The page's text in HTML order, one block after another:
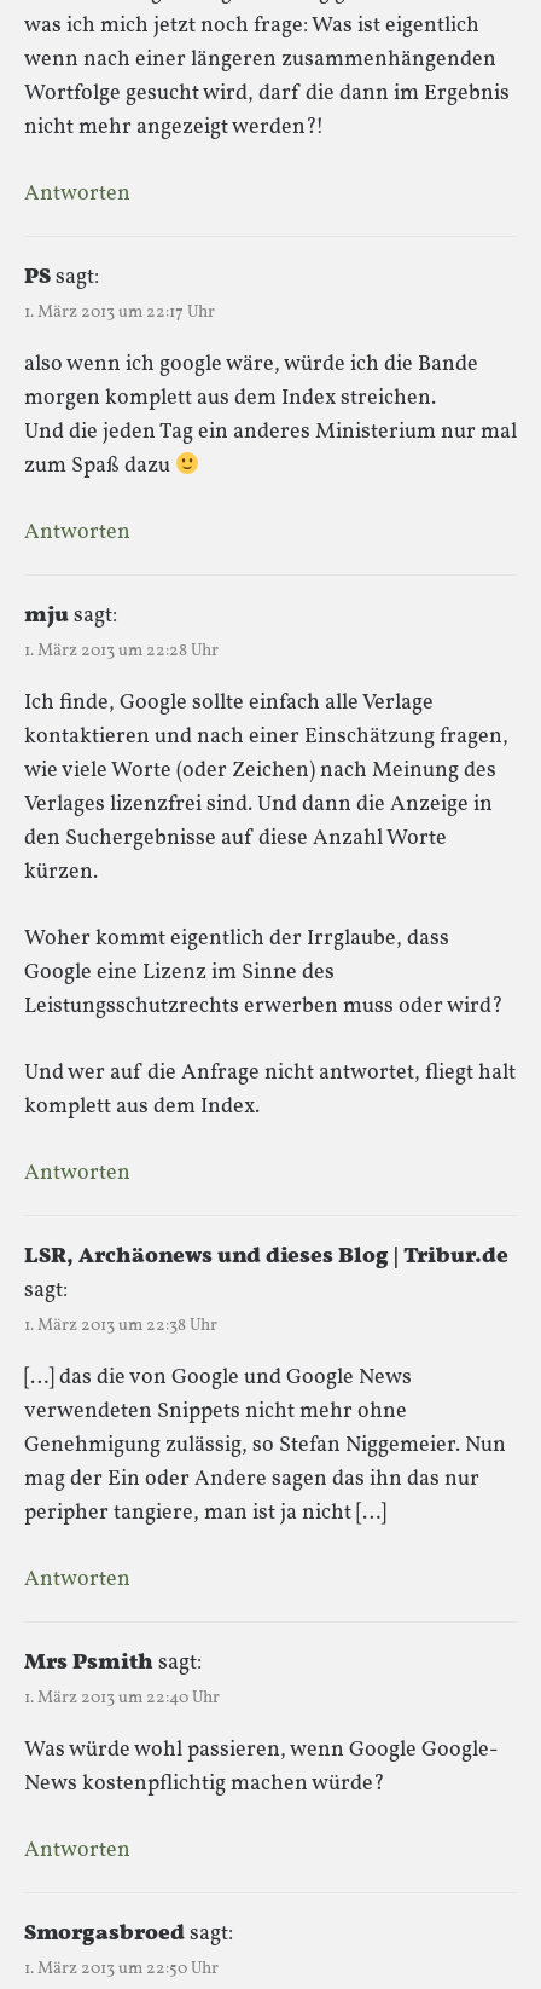
was ich mich jetzt noch frage: Was ist eigentlich
wenn nach einer längeren zusammenhängenden
Wortfolge gesucht wird, darf die dann im Ergebnis
nicht mehr angezeigt werden?!
Antworten
PSsagt:
1. März 2013 um 22:17 Uhr
also wenn ich google wäre, würde ich die Bande
morgen komplett aus dem Index streichen.
Und die jeden Tag ein anderes Ministerium nur mal
zum Spaß dazu
Antworten
mjusagt:
1. März 2013 um 22:28 Uhr
Ich finde, Google sollte einfach alle Verlage
kontaktieren und nach einer Einschätzung fragen,
wie viele Worte (oder Zeichen) nach Meinung des
Verlages lizenzfrei sind. Und dann die Anzeige in
den Suchergebnisse auf diese Anzahl Worte
kürzen.
Woher kommt eigentlich der Irrglaube, dass
Google eine Lizenz im Sinne des
Leistungsschutzrechts erwerben muss oder wird?
Und wer auf die Anfrage nicht antwortet, fliegt halt
komplett aus dem Index.
Antworten
LSR, Archäonews und dieses Blog | Tribur.de
sagt:
1. März 2013 um 22:38 Uhr
[…] das die von Google und Google News
verwendeten Snippets nicht mehr ohne
Genehmigung zulässig, so Stefan Niggemeier. Nun
mag der Ein oder Andere sagen das ihn das nur
peripher tangiere, man ist ja nicht […]
Antworten
Mrs Psmith sagt:
1. März 2013 um 22:40 Uhr
Was würde wohl passieren, wenn Google Google-
News kostenpflichtig machen würde?
Antworten
Smorgasbroedsagt:
1. März 2013 um 22:50 Uhr